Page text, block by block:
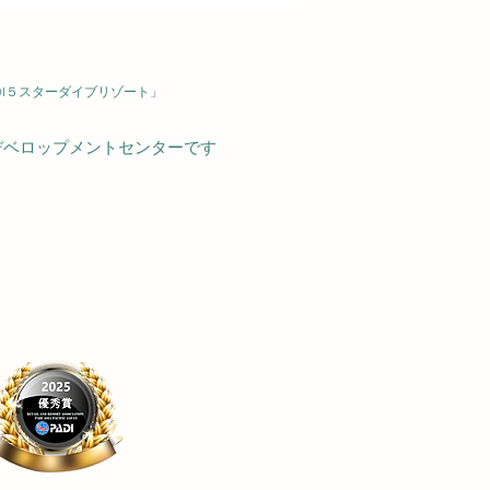
スターダイブリゾート」
ロップメントセンターです